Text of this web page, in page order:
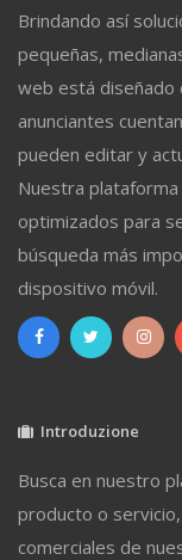
Brindando así
pequeñas,
web está diseñado
anunciantes
pueden editar y
Nuestra
optimizados para
búsqueda más
dispositivo móvil.
Introduzione
Busca en nuestro
producto o
comerciales de